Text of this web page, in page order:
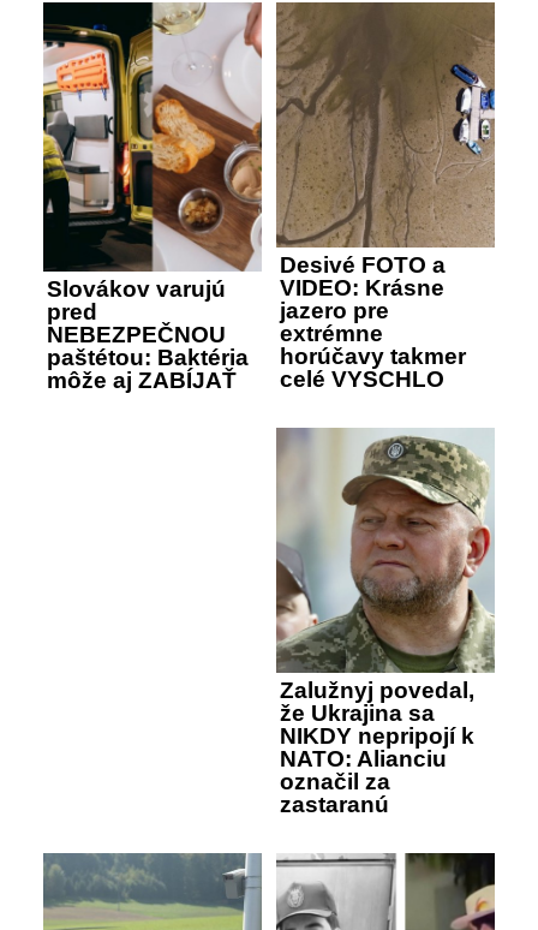
Slovákov varujú
pred
NEBEZPEČNOU
paštétou: Baktéria
môže aj ZABÍJAŤ
Desivé FOTO a
VIDEO: Krásne
jazero pre
extrémne
horúčavy takmer
celé VYSCHLO
Zalužnyj povedal,
že Ukrajina sa
NIKDY nepripojí k
NATO: Alianciu
označil za
zastaranú